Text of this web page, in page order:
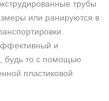
трубы
или ранируются в
и
будь то с помощью
пластиковой